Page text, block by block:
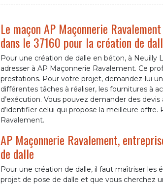
Le maçon AP Maçonnerie
dans le 37160 pour la création de
Pour une création de dalle en béton, à Neuilly
adresser à AP Maçonnerie Ravalement. Ce
prestations. Pour votre projet, demandez-lui
différentes tâches à réaliser, les fournitures à
d’exécution. Vous pouvez demander des
d’identifier celui qui propose la meilleure offre.
Ravalement.
AP Maçonnerie Ravalement,
de dalle
Pour une création de dalle, il faut maîtriser les
projet de pose de dalle et que vous cherchez